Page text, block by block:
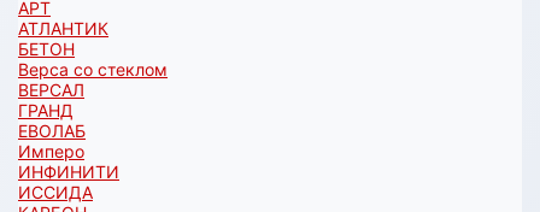
АРТ
АТЛАНТИК
БЕТОН
Верса со стеклом
ВЕРСАЛ
ГРАНД
ЕВОЛАБ
Имперо
ИНФИНИТИ
ИССИДА